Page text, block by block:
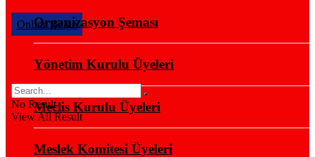
OnlIne Belge
No Result
View All Result
Organizasyon Şeması
Yönetim Kurulu Üyeleri
Meclis Kurulu Üyeleri
Meslek Komitesi Üyeleri